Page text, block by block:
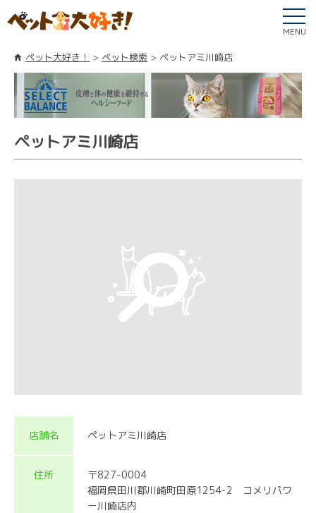
MENU
ペット大好き！ ペット検索 ペットアミ川崎店
ペットアミ川崎店
店舗名 ペットアミ川崎店
住所
〒827-0004
福岡県田川郡川崎町田原1254-2 コメリパワ
ー川崎店内